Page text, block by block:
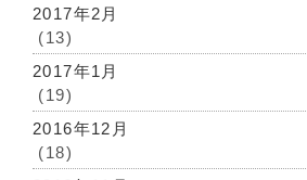
2017年2月
(13)
2017年1月
(19)
2016年12月
(18)